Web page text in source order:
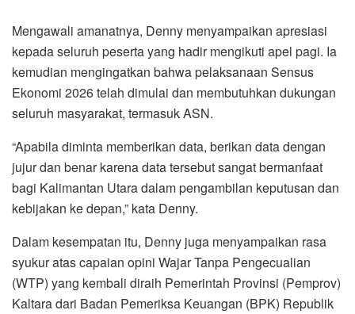
Mengawali amanatnya, Denny menyampaikan apresiasi
kepada seluruh peserta yang hadir mengikuti apel pagi. Ia
kemudian mengingatkan bahwa pelaksanaan Sensus
Ekonomi 2026 telah dimulai dan membutuhkan dukungan
seluruh masyarakat, termasuk ASN.
“Apabila diminta memberikan data, berikan data dengan
jujur dan benar karena data tersebut sangat bermanfaat
bagi Kalimantan Utara dalam pengambilan keputusan dan
kebijakan ke depan,” kata Denny.
Dalam kesempatan itu, Denny juga menyampaikan rasa
syukur atas capaian opini Wajar Tanpa Pengecualian
(WTP) yang kembali diraih Pemerintah Provinsi (Pemprov)
Kaltara dari Badan Pemeriksa Keuangan (BPK) Republik